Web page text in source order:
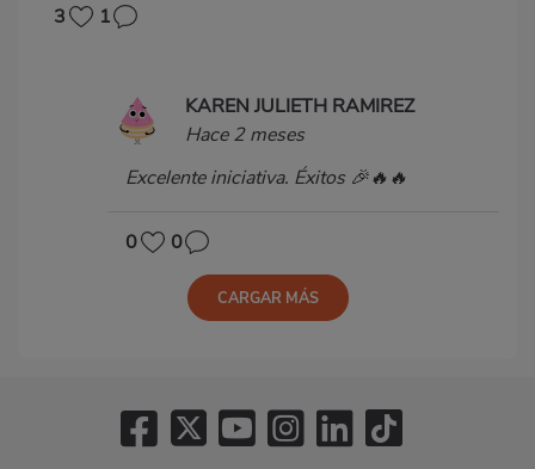
3 1
KAREN JULIETH RAMIREZ
Hace 2 meses
Excelente iniciativa. Éxitos 🎉🔥🔥
0 0
CARGAR MÁS